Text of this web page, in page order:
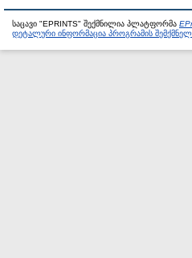
საცავი "EPRINTS" შექმნილია პლატფორმა
დეტალური ინფორმაცია პროგრამის